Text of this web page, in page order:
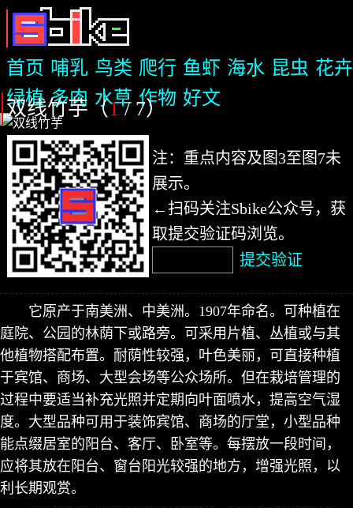
首页 哺乳 鸟类 爬行 鱼虾 海水 昆虫 花卉
绿植 多肉 水草 作物 好文
双线竹芋（1/ 7）
注：重点内容及图3至图7未
展示。
←扫码关注Sbike公众号，获
取提交验证码浏览。
提交验证
它原产于南美洲、中美洲。1907年命名。可种植在
庭院、公园的林荫下或路旁。可采用片植、丛植或与其
他植物搭配布置。耐荫性较强，叶色美丽，可直接种植
于宾馆、商场、大型会场等公众场所。但在栽培管理的
过程中要适当补充光照并定期向叶面喷水，提高空气湿
度。大型品种可用于装饰宾馆、商场的厅堂，小型品种
能点缀居室的阳台、客厅、卧室等。每摆放一段时间，
应将其放在阳台、窗台阳光较强的地方，增强光照，以
利长期观赏。